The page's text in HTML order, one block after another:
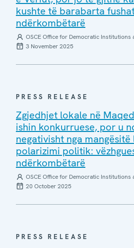
kushte të barabarta
ndërkombëtarë
OSCE Office for Democratic Institutions
3 November 2025
PRESS RELEASE
Zgjedhjet lokale në
ishin konkurruese, por u
negativisht nga
polarizimi politik:
ndërkombëtarë
OSCE Office for Democratic Institutions
20 October 2025
PRESS RELEASE